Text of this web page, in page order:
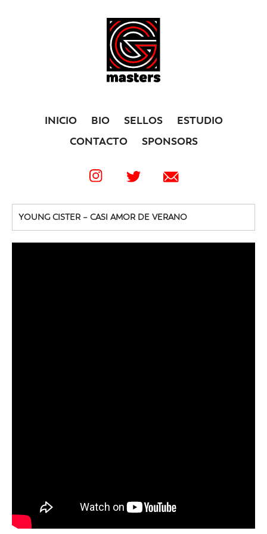
INICIO BIO SELLOS
ESTUDIO
CONTACTO
SPONSORS
YOUNG CISTER – CASI AMOR DE VERANO